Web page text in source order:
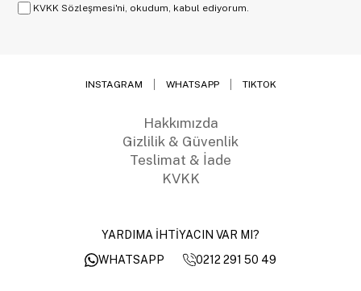
KVKK Sözleşmesi'ni, okudum, kabul ediyorum.
INSTAGRAM WHATSAPP TIKTOK
Hakkımızda
Gizlilik & Güvenlik
Teslimat & İade
KVKK
YARDIMA İHTİYACIN VAR MI?
WHATSAPP
0212 291 50 49